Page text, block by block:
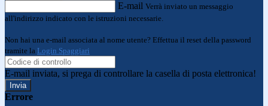
E-mail Verrà inviato un messaggio
all'indirizzo indicato con le istruzioni necessarie.
Non hai una e-mail associata al nome utente? Effettua il reset della password
tramite la Login Spaggiari
E-mail inviata, si prega di controllare la casella di posta elettronica!
Errore